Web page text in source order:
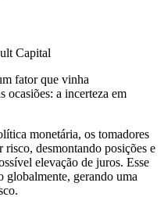
Capital
fator que vinha
ocasiões: a incerteza em
monetária, os tomadores
risco, desmontando posições e
elevação de juros. Esse
globalmente, gerando uma